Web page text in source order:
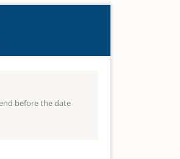
before the date